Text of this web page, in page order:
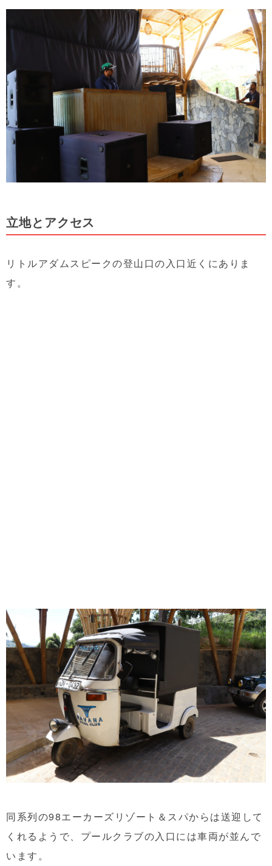
立地とアクセス
リトルアダムスピークの登山口の入口近くにありま
す。
同系列の98エーカーズリゾート＆スパからは送迎して
くれるようで、プールクラブの入口には車両が並んで
います。